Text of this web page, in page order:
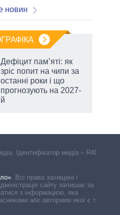
новин
Дефіцит пам’яті: як
зріс попит на чипи за
останні роки і що
прогнозують на 2027-
й
Ідентифікатор медіа – R40-
. Всі права захищені і
сайту залишає за
з інформацією, яка
або авторами якої є треті